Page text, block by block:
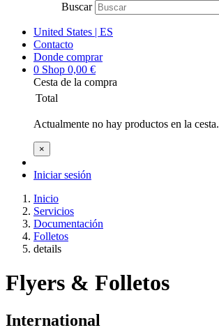
Buscar
United States | ES
Contacto
Donde comprar
0 Shop 0,00 €
Cesta de la compra
Total
Actualmente no hay productos en la cesta.
×
Iniciar sesión
Inicio
Servicios
Documentación
Folletos
details
Flyers & Folletos
International